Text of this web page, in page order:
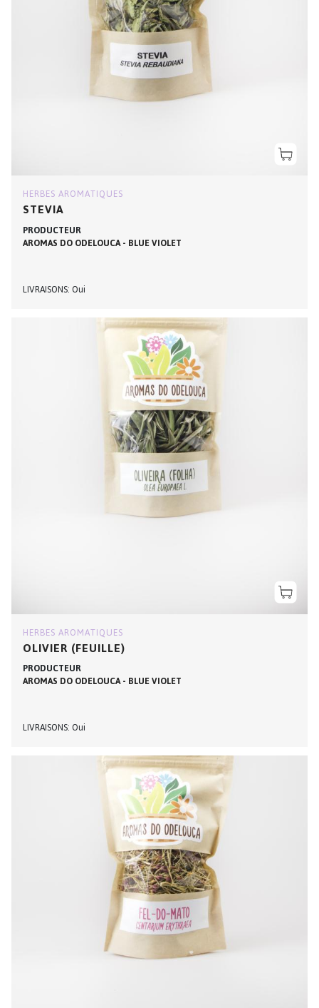
HERBES AROMATIQUES
STEVIA
PRODUCTEUR
AROMAS DO ODELOUCA - BLUE VIOLET
LIVRAISONS Oui
HERBES AROMATIQUES
OLIVIER (FEUILLE)
PRODUCTEUR
AROMAS DO ODELOUCA - BLUE VIOLET
LIVRAISONS Oui